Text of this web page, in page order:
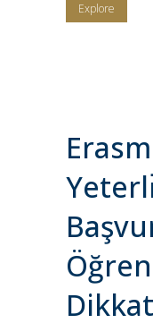
Explore